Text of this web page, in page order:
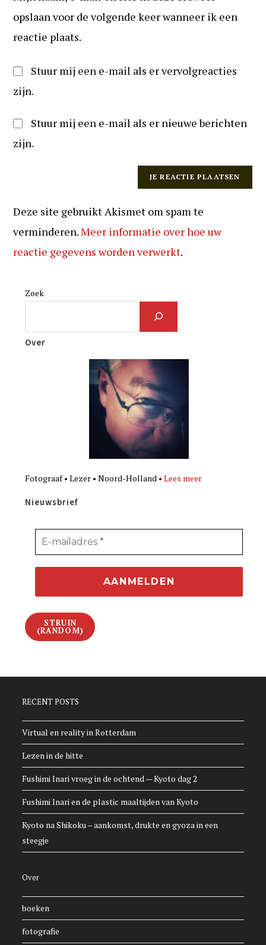
reageren
(optioneel)
opslaan voor de volgende keer wanneer ik een
reactie plaats.
Stuur mij een e-mail als er vervolgreacties
zijn.
Stuur mij een e-mail als er nieuwe berichten
zijn.
Deze site gebruikt Akismet om spam te
verminderen.Meer informatie over hoe uw
reactie gegevens worden verwerkt.
Zoek
Over
Fotograaf • Lezer • Noord-Holland •Lees meer
Nieuwsbrief
STRUIN
(RANDOM)
RECENT POSTS
Virtual en reality in Rotterdam
Lezen in de hitte
Fushimi Inari vroeg in de ochtend — Kyoto dag 2
Fushimi Inari en de plastic maaltijden van Kyoto
Kyoto na Shikoku – aankomst, drukte en gyoza in een
steegje
Over
boeken
fotografie